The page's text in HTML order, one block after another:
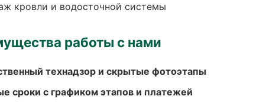
кровли и водосточной системы
работы с нами
технадзор и скрытые фотоэтапы
сроки с графиком этапов и платежей